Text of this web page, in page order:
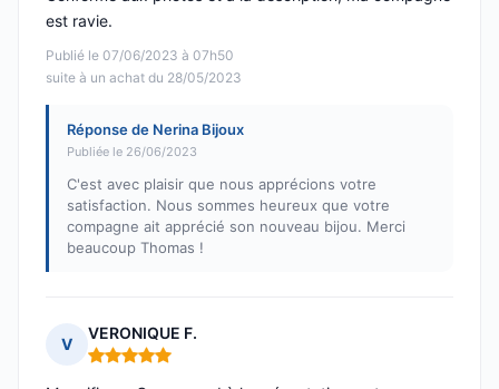
Publié le 07/06/2023 à 07h50
suite à un achat du 28/05/2023
est ravie.
Réponse de Nerina Bijoux
Publiée le 26/06/2023
C'est avec plaisir que nous apprécions votre
satisfaction. Nous sommes heureux que votre
compagne ait apprécié son nouveau bijou. Merci
beaucoup Thomas !
V
VERONIQUE F.
Note : 5 sur 5